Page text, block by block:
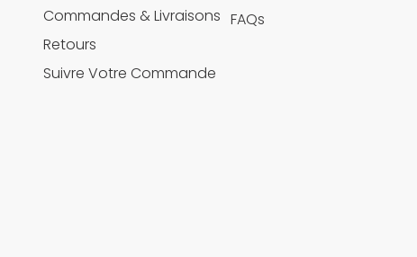
Commandes & Livraisons
Retours
Suivre Votre Commande
FAQs